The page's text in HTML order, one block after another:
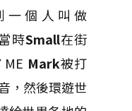
一個人叫做
時Small在街
ME Mark被打
，然後環遊世